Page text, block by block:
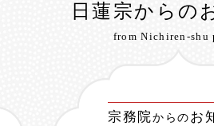
日蓮宗からの
from Nichiren-shu
宗務院からのお